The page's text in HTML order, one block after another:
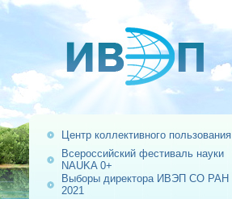
Центр коллективного пользования
Всероссийский фестиваль науки
NAUKA 0+
Выборы директора ИВЭП СО РАН
2021